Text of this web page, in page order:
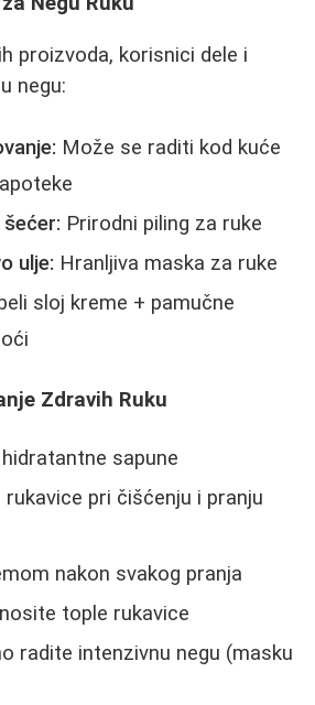
proizvoda, korisnici dele i
negu:
Može se raditi kod kuće
Prirodni piling za ruke
ulje: Hranljiva maska za ruke
sloj kreme + pamučne
Zdravih Ruku
sapune
pri čišćenju i pranju
nakon svakog pranja
tople rukavice
radite intenzivnu negu (masku